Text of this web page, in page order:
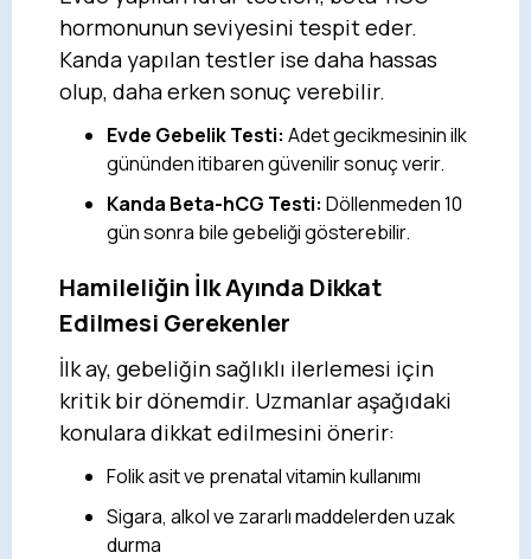
hormonunun seviyesini tespit eder.
Kanda yapılan testler ise daha hassas
olup, daha erken sonuç verebilir.
Evde Gebelik Testi: Adet gecikmesinin ilk
gününden itibaren güvenilir sonuç verir.
Kanda Beta-hCG Testi: Döllenmeden 10
gün sonra bile gebeliği gösterebilir.
Hamileliğin İlk Ayında Dikkat
Edilmesi Gerekenler
İlk ay, gebeliğin sağlıklı ilerlemesi için
kritik bir dönemdir. Uzmanlar aşağıdaki
konulara dikkat edilmesini önerir:
Folik asit ve prenatal vitamin kullanımı
Sigara, alkol ve zararlı maddelerden uzak
durma